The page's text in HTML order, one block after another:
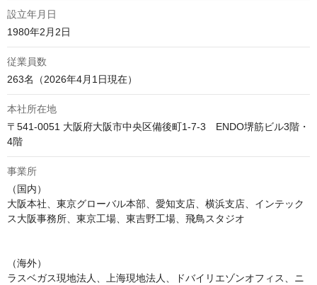
設立年月日
1980年2月2日
従業員数
263名（2026年4月1日現在）
本社所在地
〒541-0051 大阪府大阪市中央区備後町1-7-3　ENDO堺筋ビル3階・
4階
事業所
（国内）
大阪本社、東京グローバル本部、愛知支店、横浜支店、インテック
ス大阪事務所、東京工場、東吉野工場、飛鳥スタジオ
（海外）
ラスベガス現地法人、上海現地法人、ドバイリエゾンオフィス、ニ